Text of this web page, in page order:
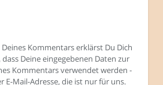
Kommentars erklärst Du Dich
Deine eingegebenen Daten zur
Kommentars verwendet werden -
E-Mail-Adresse, die ist nur für uns.